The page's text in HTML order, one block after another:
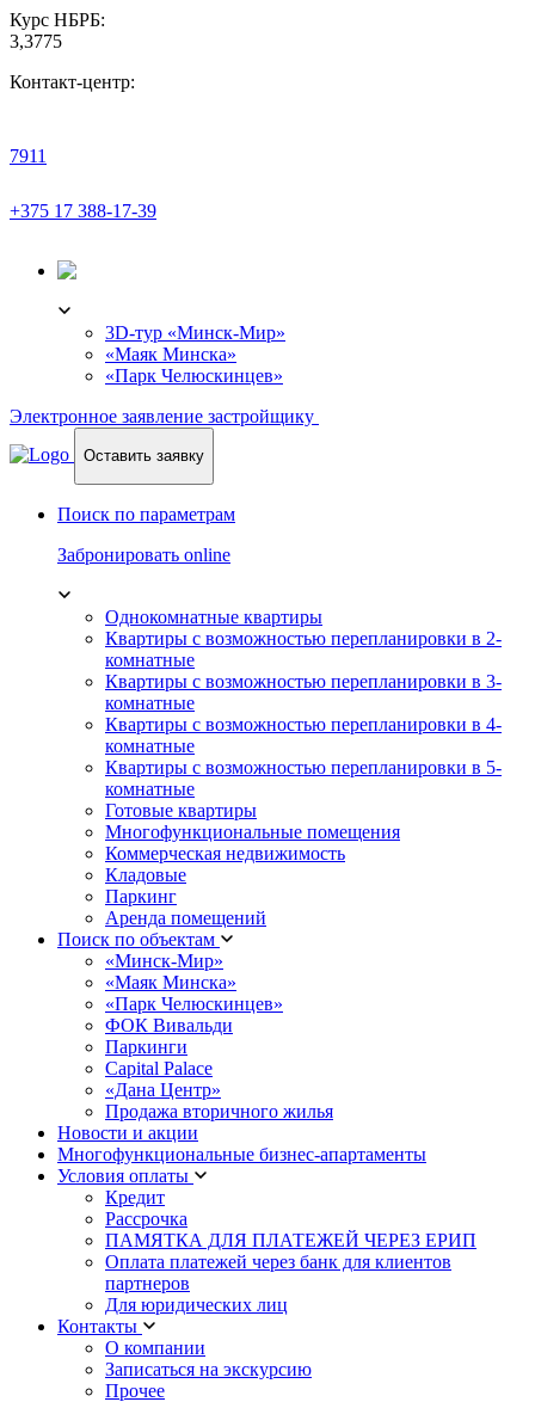
Курс НБРБ:
3,3775
Контакт-центр:
7911
+375 17 388-17-39
3D-тур «Минск-Мир»
«Маяк Минска»
«Парк Челюскинцев»
Электронное заявление застройщику
Оставить заявку
Поиск по параметрам
Забронировать online
Однокомнатные квартиры
Квартиры с возможностью перепланировки в 2-
комнатные
Квартиры с возможностью перепланировки в 3-
комнатные
Квартиры с возможностью перепланировки в 4-
комнатные
Квартиры с возможностью перепланировки в 5-
комнатные
Готовые квартиры
Многофункциональные помещения
Коммерческая недвижимость
Кладовые
Паркинг
Аренда помещений
Поиск по объектам
«Минск-Мир»
«Маяк Минска»
«Парк Челюскинцев»
ФОК Вивальди
Паркинги
Capital Palace
«Дана Центр»
Продажа вторичного жилья
Новости и акции
Многофункциональные бизнес-апартаменты
Условия оплаты
Кредит
Рассрочка
ПАМЯТКА ДЛЯ ПЛАТЕЖЕЙ ЧЕРЕЗ ЕРИП
Оплата платежей через банк для клиентов
партнеров
Для юридических лиц
Контакты
О компании
Записаться на экскурсию
Прочее